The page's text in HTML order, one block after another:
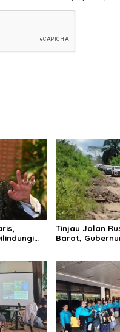
Tinjau Jalan
Barat,